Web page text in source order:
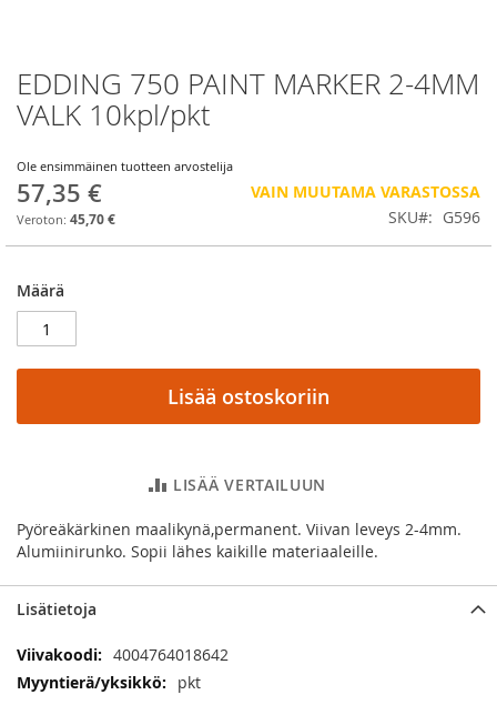
Skip
to
the
of
the
images
EDDING 750 PAINT MARKER 2-4MM
VALK 10kpl/pkt
Ole ensimmäinen tuotteen arvostelija
57,35 €
45,70 €
VAIN MUUTAMA VARASTOSSA
SKU
G596
Määrä
Lisää ostoskoriin
LISÄÄ VERTAILUUN
Pyöreäkärkinen maalikynä,permanent. Viivan leveys 2-4mm.
Alumiinirunko. Sopii lähes kaikille materiaaleille.
Lisätietoja
Lisätietoja
4004764018642
pkt